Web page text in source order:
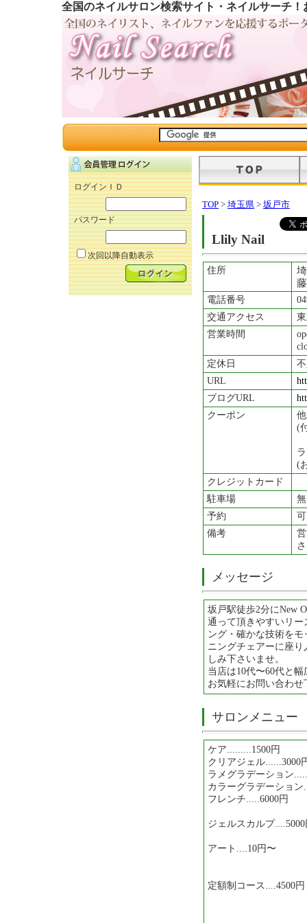
全国のネイルサロン検索サイト・ネイルサーチ
ログインＩＤ
パスワード
次回以降自動表示
TOP > 埼玉県 > 坂戸市
Llily Nail
住所
電話番号
交通アクセス
営業時間
定休日
URL
ブログURL
クーポン
(
(
クレジットカード
駐車場
無
予約
可
備考
メッセージ
坂戸駅徒歩2分にNew
通って頂きやすいリ
ング・確かな技術を
ニングチェアーに座
しみ下さいませ。
当店は10代〜60代と
お気軽にお問い合わせ
サロンメニュー
ケア.........1500円
クリアジェル......3000
ラメグラデーション
カラーグラデーション
フレンチ.....6000円
ジェルスカルプ....5000
アート....10円〜
定額制コース....4500